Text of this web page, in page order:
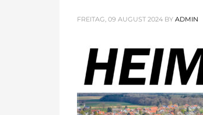
FREITAG, 09 AUGUST 2024 BY ADMIN